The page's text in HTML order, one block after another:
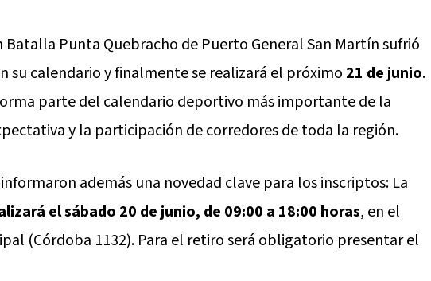
Punta Quebracho de Puerto General San Martín sufrió
su calendario y finalmente se realizará el próximo 21 de junio.
parte del calendario deportivo más importante de la
y la participación de corredores de toda la región.
además una novedad clave para los inscriptos: La
el sábado 20 de junio, de 09:00 a 18:00 horas, en el
(Córdoba 1132). Para el retiro será obligatorio presentar el